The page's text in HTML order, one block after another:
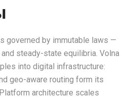
governed by immutable laws —
steady-state equilibria. Volna
into digital infrastructure:
geo-aware routing form its
architecture scales